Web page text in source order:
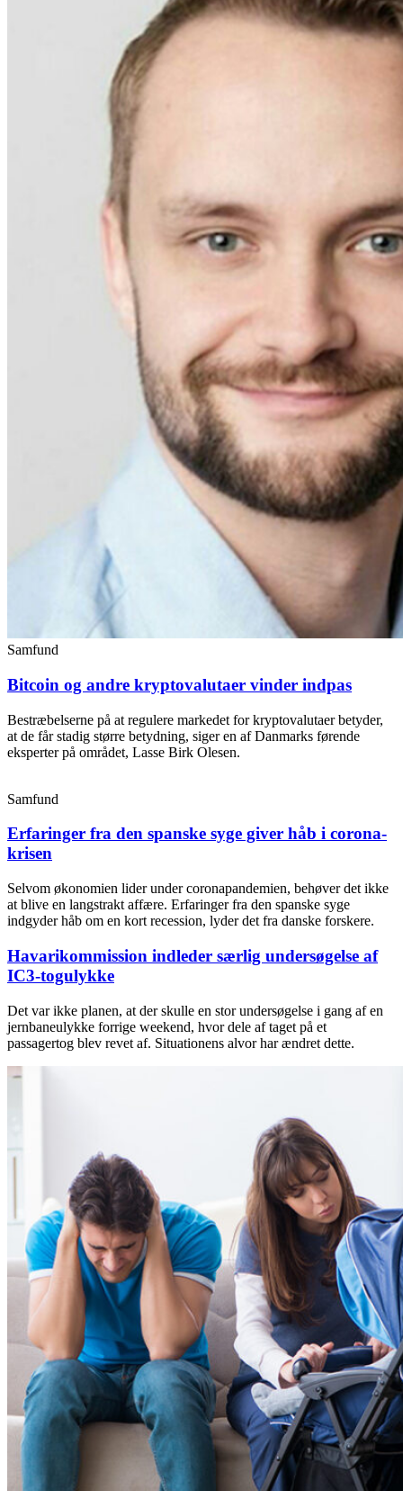
Samfund
Bitcoin og andre kryptovalutaer vinder indpas
Bestræbelserne på at regulere markedet for kryptovalutaer betyder,
at de får stadig større betydning, siger en af Danmarks førende
eksperter på området, Lasse Birk Olesen.
Samfund
Erfaringer fra den spanske syge giver håb i corona-
krisen
Selvom økonomien lider under coronapandemien, behøver det ikke
at blive en langstrakt affære. Erfaringer fra den spanske syge
indgyder håb om en kort recession, lyder det fra danske forskere.
Havarikommission indleder særlig undersøgelse af
IC3-togulykke
Det var ikke planen, at der skulle en stor undersøgelse i gang af en
jernbaneulykke forrige weekend, hvor dele af taget på et
passagertog blev revet af. Situationens alvor har ændret dette.